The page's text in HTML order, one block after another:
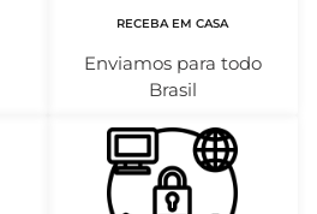
RECEBA EM CASA
Enviamos para todo
Brasil